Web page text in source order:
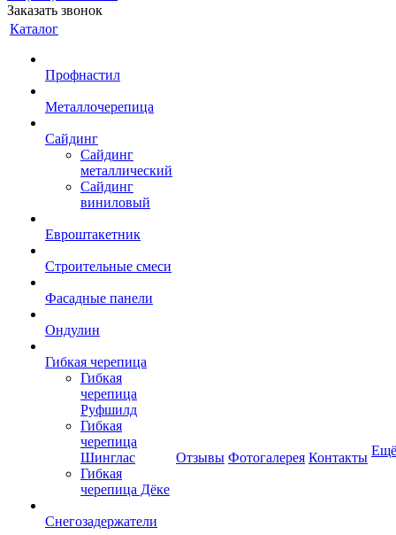
Заказать звонок
Каталог
Профнастил
Металлочерепица
Сайдинг
Сайдинг
металлический
Сайдинг
виниловый
Евроштакетник
Строительные смеси
Фасадные панели
Ондулин
Гибкая черепица
Гибкая
черепица
Руфшилд
Гибкая
черепица
Шинглас
Гибкая
черепица Дёке
Снегозадержатели
Отзывы Фотогалерея Контакты Ещё